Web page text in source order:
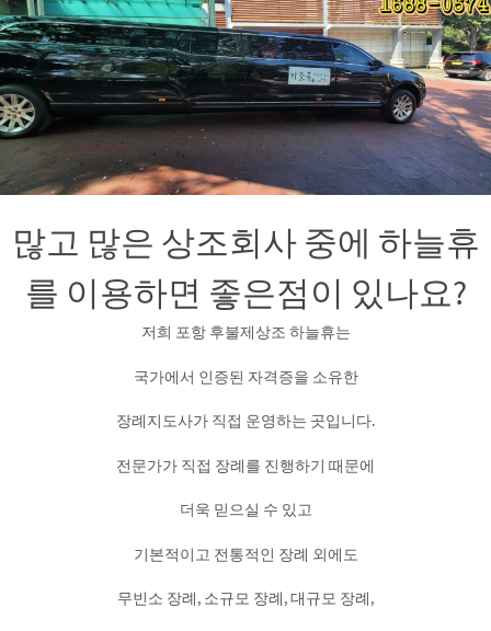
많고 많은 상조회사 중에 하늘휴
를 이용하면 좋은점이 있나요?
저희 포항 후불제상조 하늘휴는
국가에서 인증된 자격증을 소유한
장례지도사가 직접 운영하는 곳입니다.
전문가가 직접 장례를 진행하기 때문에
더욱 믿으실 수 있고
기본적이고 전통적인 장례 외에도
무빈소 장례, 소규모 장례, 대규모 장례,